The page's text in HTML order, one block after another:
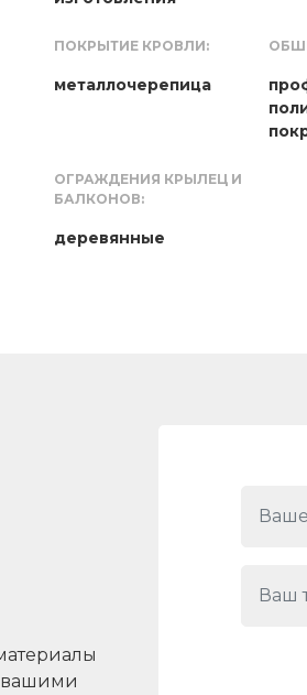
ПОКРЫТИЕ КРОВЛИ:
металлочерепица
ОГРАЖДЕНИЯ КРЫЛЕЦ И
БАЛКОНОВ:
деревянные
вашими